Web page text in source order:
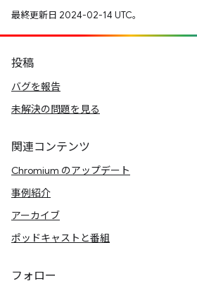
最終更新日 2024-02-14 UTC。
投稿
バグを報告
未解決の問題を見る
関連コンテンツ
Chromium のアップデート
事例紹介
アーカイブ
ポッドキャストと番組
フォロー